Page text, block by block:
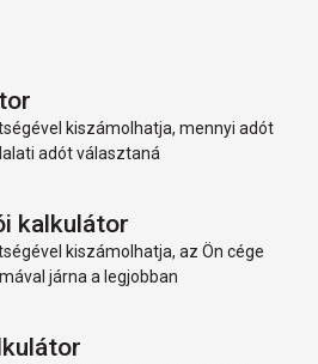
kiszámolhatja, mennyi adót
adót választaná
kalkulátor
kiszámolhatja, az Ön cége
járna a legjobban